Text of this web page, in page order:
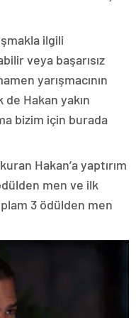
ilgili
veya başarısız
yarışmacının
Hakan yakın
bizim için burada
Hakan’a yaptırım
men ve ilk
3 ödülden men